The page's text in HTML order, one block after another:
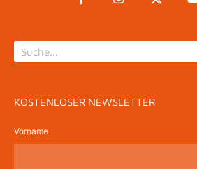
KOSTENLOSER NEWSLETTER
Vorname